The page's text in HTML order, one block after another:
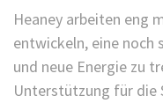
Heaney arbeiten eng
entwickeln, eine
und neue Energie zu
Unterstützung für die